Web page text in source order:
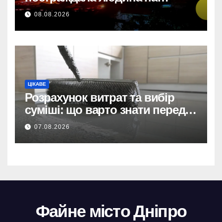
Дніпро: 735 тис. на
відеоспостереження за
невдалих торгів.
Дніпропетровщині
08.08.2026
ЦІКАВЕ
Розрахунок витрат та вибір
суміші: що варто знати перед
тим, як купити наливну підлогу
07.08.2026
Файне місто Дніпро